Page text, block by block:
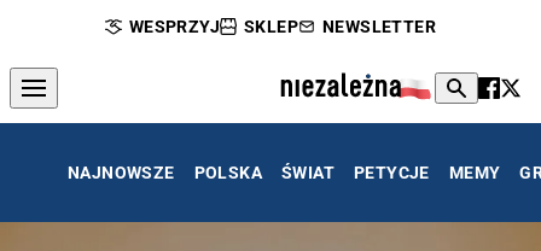
WESPRZYJ SKLEP NEWSLETTER
NAJNOWSZE POLSKA ŚWIAT PETYCJE MEMY